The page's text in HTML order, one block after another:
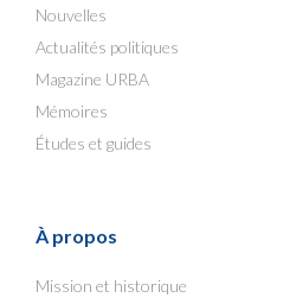
Nouvelles
Actualités politiques
Magazine URBA
Mémoires
Études et guides
À propos
Mission et historique